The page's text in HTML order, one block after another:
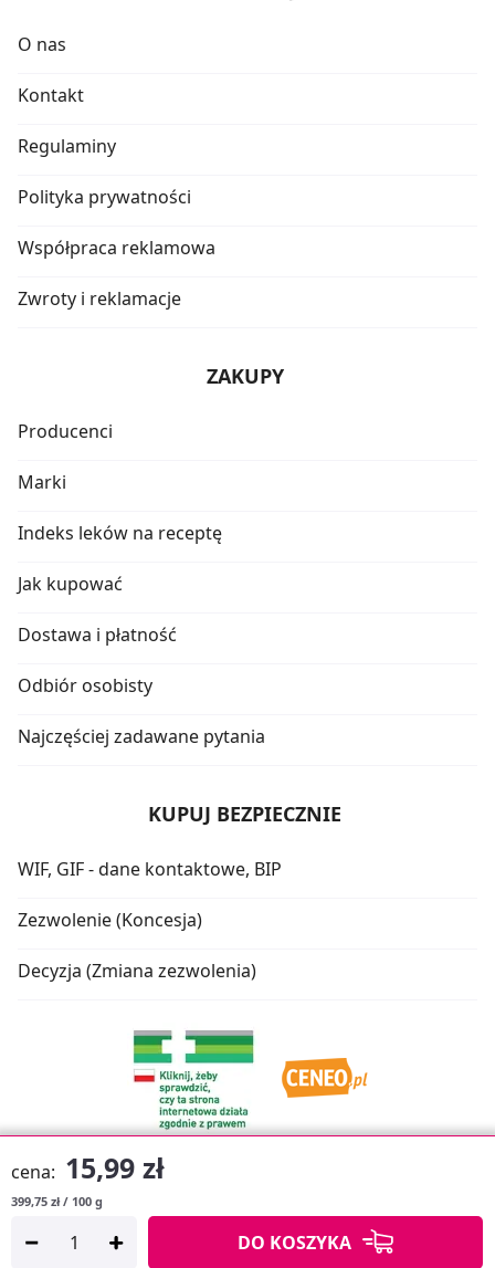
cena: 15,99 zł
399,75 zł / 100 g
DO KOSZYKA
O nas
Kontakt
Regulaminy
Polityka prywatności
Współpraca reklamowa
Zwroty i reklamacje
ZAKUPY
Producenci
Marki
Indeks leków na receptę
Jak kupować
Dostawa i płatność
Odbiór osobisty
Najczęściej zadawane pytania
KUPUJ BEZPIECZNIE
WIF, GIF - dane kontaktowe, BIP
Zezwolenie (Koncesja)
Decyzja (Zmiana zezwolenia)
Copyright © 2026
APTUSSHOP
Projekt strony: MEDICARE.PL iAPTUS.PL